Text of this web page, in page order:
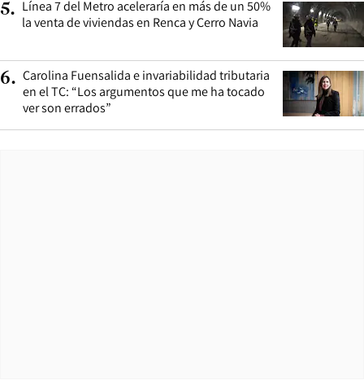
5. Línea 7 del Metro aceleraría en más de un 50%
la venta de viviendas en Renca y Cerro Navia
6. Carolina Fuensalida e invariabilidad tributaria
en el TC: “Los argumentos que me ha tocado
ver son errados”